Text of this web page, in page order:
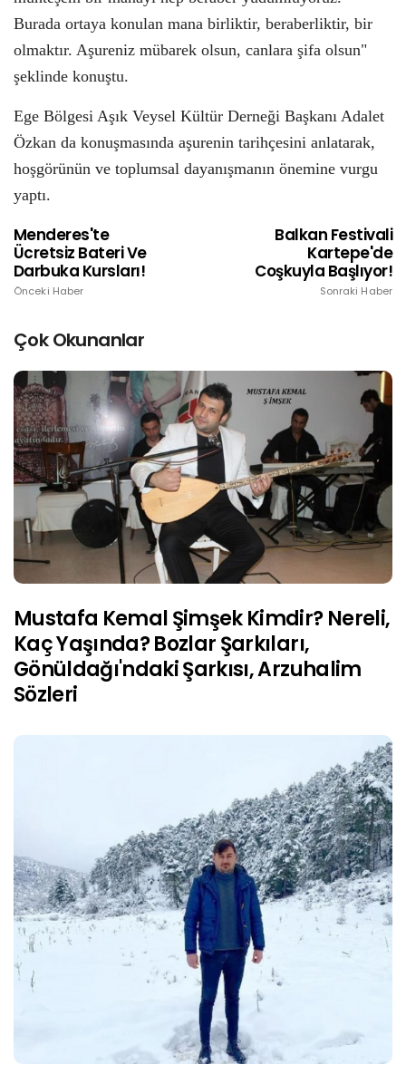
Burada ortaya konulan mana birliktir, beraberliktir, bir
olmaktır. Aşureniz mübarek olsun, canlara şifa olsun"
şeklinde konuştu.
Ege Bölgesi Aşık Veysel Kültür Derneği Başkanı Adalet
Özkan da konuşmasında aşurenin tarihçesini anlatarak,
hoşgörünün ve toplumsal dayanışmanın önemine vurgu
yaptı.
Menderes'te
Ücretsiz Bateri Ve
Darbuka Kursları!
Önceki Haber
Balkan Festivali
Kartepe'de
Coşkuyla Başlıyor!
Sonraki Haber
Çok Okunanlar
Mustafa Kemal Şimşek Kimdir? Nereli,
Kaç Yaşında? Bozlar Şarkıları,
Gönüldağı'ndaki Şarkısı, Arzuhalim
Sözleri